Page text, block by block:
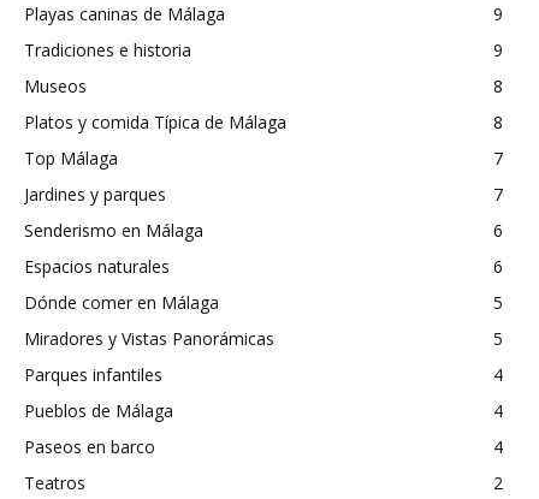
Playas caninas de Málaga
9
Tradiciones e historia
9
Museos
8
Platos y comida Típica de Málaga
8
Top Málaga
7
Jardines y parques
7
Senderismo en Málaga
6
Espacios naturales
6
Dónde comer en Málaga
5
Miradores y Vistas Panorámicas
5
Parques infantiles
4
Pueblos de Málaga
4
Paseos en barco
4
Teatros
2